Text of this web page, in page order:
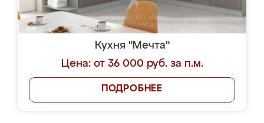
Кухня "Мечта"
Цена: от 36 000 руб. за п.м.
ПОДРОБНЕЕ